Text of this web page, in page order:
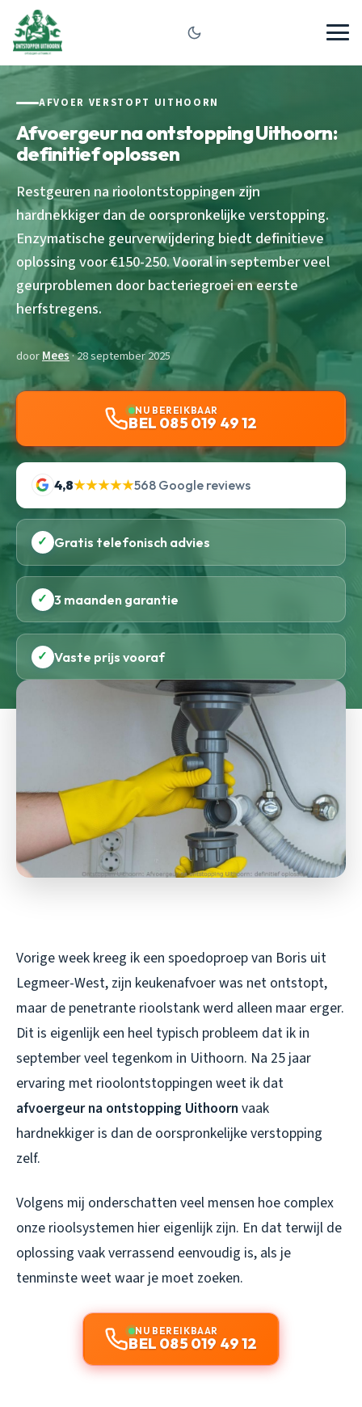
AFVOER VERSTOPT UITHOORN
Afvoergeur na ontstopping Uithoorn:
definitief oplossen
Restgeuren na rioolontstoppingen zijn
hardnekkiger dan de oorspronkelijke verstopping.
Enzymatische geurverwijdering biedt definitieve
oplossing voor €150-250. Vooral in september veel
geurproblemen door bacteriegroei en eerste
herfstregens.
doorMees· 28 september 2025
NU BEREIKBAAR
BEL 085 019 49 12
4,8★★★★★568 Google reviews
✓ Gratis telefonisch advies
✓ 3 maanden garantie
✓ Vaste prijs vooraf
Vorige week kreeg ik een spoedoproep van Boris uit
Legmeer-West, zijn keukenafvoer was net ontstopt,
maar de penetrante rioolstank werd alleen maar erger.
Dit is eigenlijk een heel typisch probleem dat ik in
september veel tegenkom in Uithoorn. Na 25 jaar
ervaring met rioolontstoppingen weet ik dat
afvoergeur na ontstopping Uithoorn vaak
hardnekkiger is dan de oorspronkelijke verstopping
zelf.
Volgens mij onderschatten veel mensen hoe complex
onze rioolsystemen hier eigenlijk zijn. En dat terwijl de
oplossing vaak verrassend eenvoudig is, als je
tenminste weet waar je moet zoeken.
NU BEREIKBAAR
BEL 085 019 49 12